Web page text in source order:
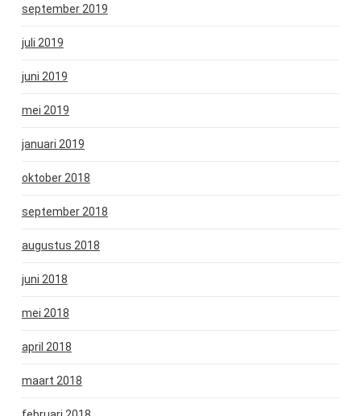
september 2019
juli 2019
juni 2019
mei 2019
januari 2019
oktober 2018
september 2018
augustus 2018
juni 2018
mei 2018
april 2018
maart 2018